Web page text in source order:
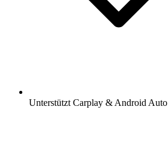
Unterstützt Carplay & Android Auto